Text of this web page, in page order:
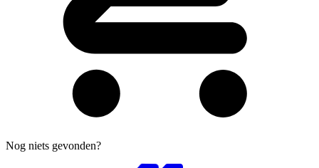
Nog niets gevonden?